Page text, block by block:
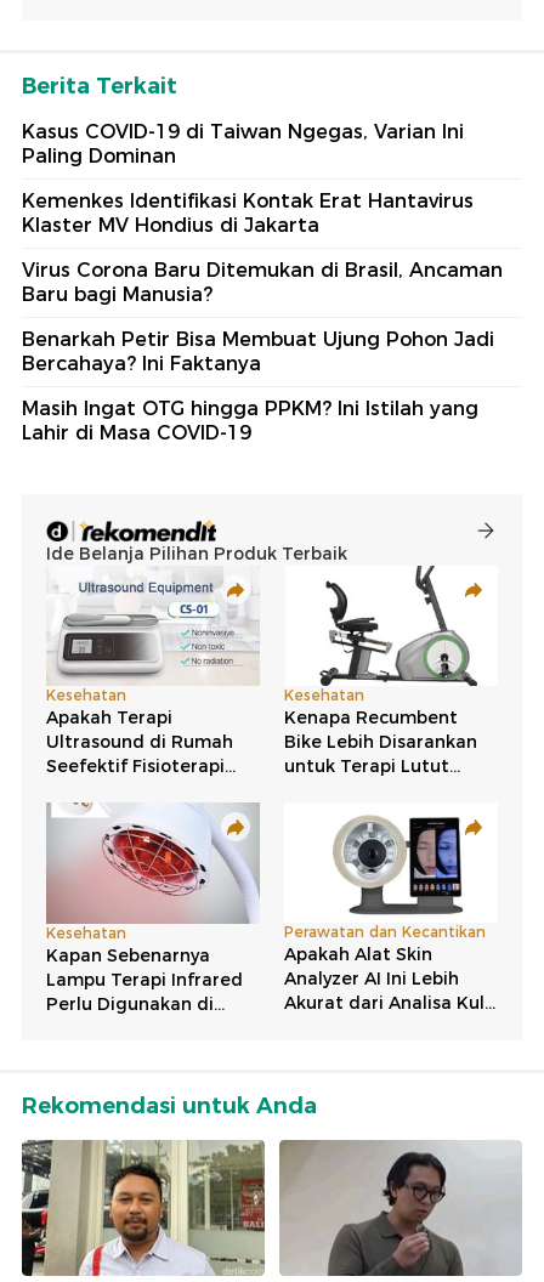
Berita Terkait
Kasus COVID-19 di Taiwan Ngegas, Varian Ini
Paling Dominan
Kemenkes Identifikasi Kontak Erat Hantavirus
Klaster MV Hondius di Jakarta
Virus Corona Baru Ditemukan di Brasil, Ancaman
Baru bagi Manusia?
Benarkah Petir Bisa Membuat Ujung Pohon Jadi
Bercahaya? Ini Faktanya
Masih Ingat OTG hingga PPKM? Ini Istilah yang
Lahir di Masa COVID-19
Rekomendasi untuk Anda